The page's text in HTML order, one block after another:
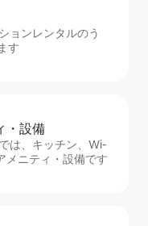
ョンレンタルのう
す
・設⁠備
は、キッチン、Wi-
メニティ・設備です